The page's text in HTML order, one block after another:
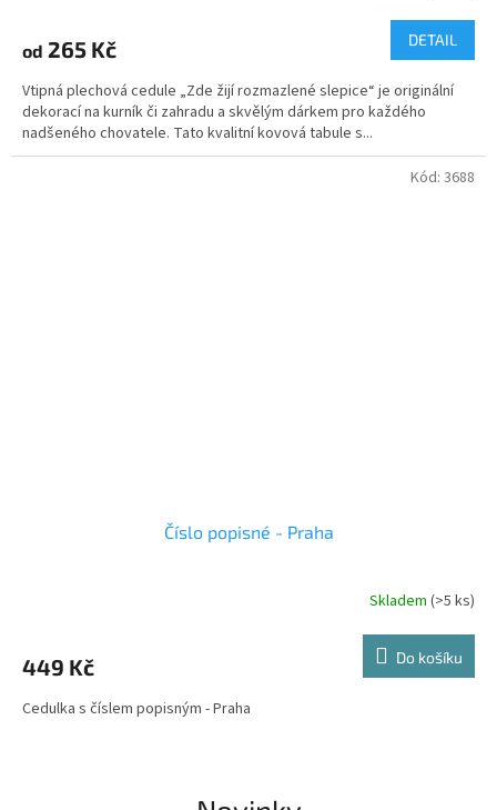
od 265 Kč DETAIL
Vtipná plechová cedule „Zde žijí rozmazlené slepice“ je originální
dekorací na kurník či zahradu a skvělým dárkem pro každého
nadšeného chovatele. Tato kvalitní kovová tabule s...
Číslo popisné - Praha
Skladem (>5 ks)
449 Kč Do košíku
Cedulka s číslem popisným - Praha
Kód: 3688